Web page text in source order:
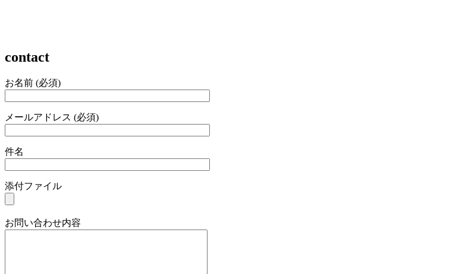
contact
お名前 (必須)
メールアドレス (必須)
件名
添付ファイル
お問い合わせ内容